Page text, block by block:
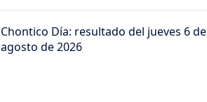
Chontico Día: resultado del jueves 6 de
agosto de 2026